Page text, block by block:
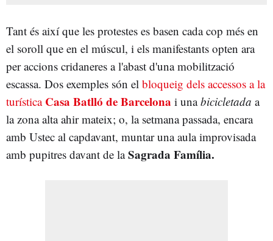
Tant és així que les protestes es basen cada cop més en
el soroll que en el múscul, i els manifestants opten ara
per accions cridaneres a l'abast d'una mobilització
escassa. Dos exemples són el bloqueig dels accessos a la
turística Casa Batlló de Barcelona i unabicicletada a
la zona alta ahir mateix; o, la setmana passada, encara
amb Ustec al capdavant, muntar una aula improvisada
amb pupitres davant de laSagrada Família.